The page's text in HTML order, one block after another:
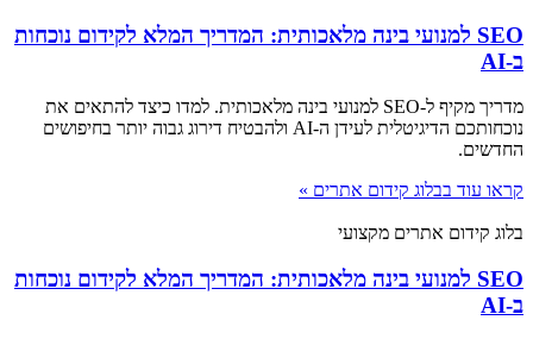
SEO למנועי בינה מלאכותית: המדריך המלא לקידום נוכחות
ב-AI
מדריך מקיף ל-SEO למנועי בינה מלאכותית. למדו כיצד להתאים את
נוכחותכם הדיגיטלית לעידן ה-AI ולהבטיח דירוג גבוה יותר בחיפושים
החדשים.
קראו עוד בבלוג קידום אתרים »
בלוג קידום אתרים מקצועי
SEO למנועי בינה מלאכותית: המדריך המלא לקידום נוכחות
ב-AI